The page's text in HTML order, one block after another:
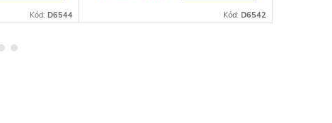
Kód: D6544 Kód: D6542